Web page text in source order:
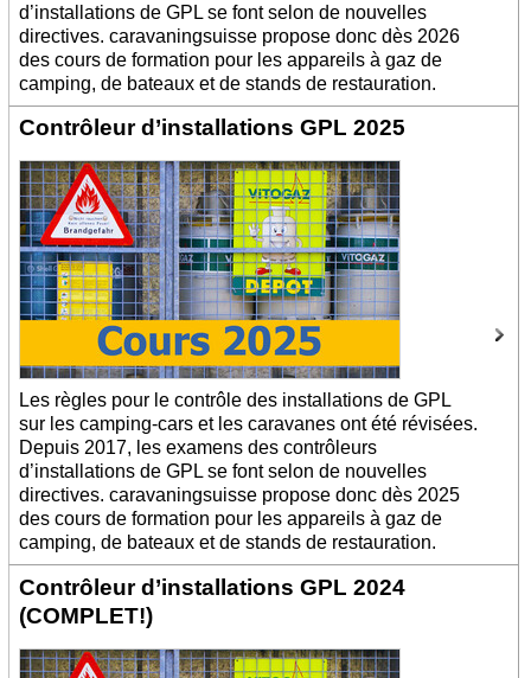
d’installations de GPL se font selon de nouvelles
directives. caravaningsuisse propose donc dès 2026
des cours de formation pour les appareils à gaz de
camping, de bateaux et de stands de restauration.
Contrôleur d’installations GPL 2025
Les règles pour le contrôle des installations de GPL
sur les camping-cars et les caravanes ont été révisées.
Depuis 2017, les examens des contrôleurs
d’installations de GPL se font selon de nouvelles
directives. caravaningsuisse propose donc dès 2025
des cours de formation pour les appareils à gaz de
camping, de bateaux et de stands de restauration.
Contrôleur d’installations GPL 2024
(COMPLET!)